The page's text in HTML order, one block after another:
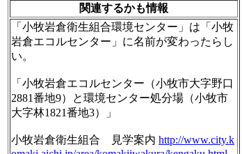
関連するかも情報
「小牧岩倉衛生組合環境センター」は「小牧
岩倉エコルセンター」に名前が変わったらし
い。
「小牧岩倉エコルセンター（小牧市大字野口
2881番地9）と環境センター処分場（小牧市
大字林1821番地3）」
小牧岩倉衛生組合 見学案内 http://www.city.k